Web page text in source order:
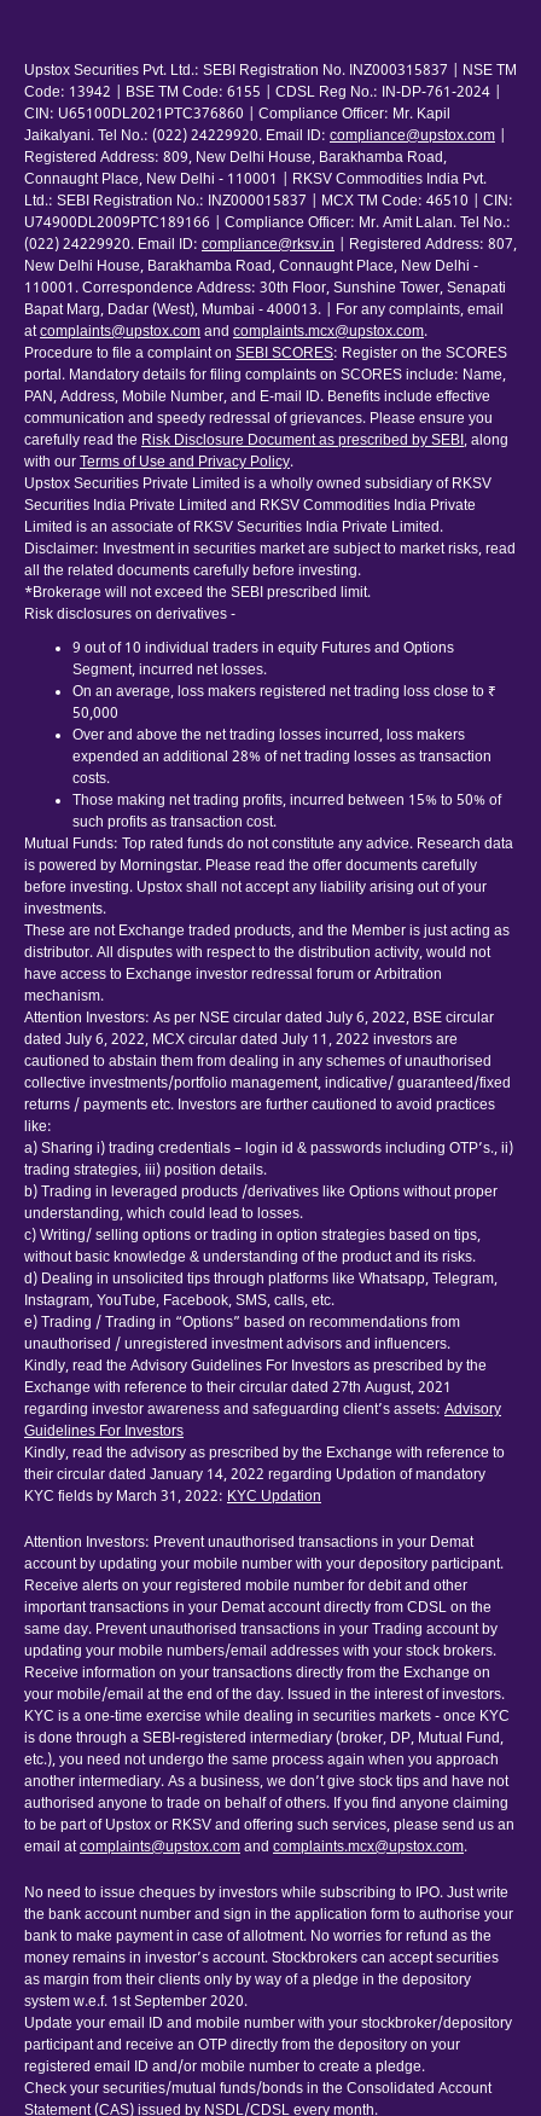
Upstox Securities Pvt. Ltd.: SEBI Registration No. INZ000315837 | NSE TM
Code: 13942 | BSE TM Code: 6155 | CDSL Reg No.: IN-DP-761-2024 |
CIN: U65100DL2021PTC376860 | Compliance Officer: Mr. Kapil
Jaikalyani. Tel No.: (022) 24229920. Email ID: compliance@upstox.com
Registered Address: 809, New Delhi House, Barakhamba Road,
Connaught Place, New Delhi - 110001 | RKSV Commodities India Pvt.
Ltd.: SEBI Registration No.: INZ000015837 | MCX TM Code: 46510 | CIN:
U74900DL2009PTC189166 | Compliance Officer: Mr. Amit Lalan. Tel No.:
(022) 24229920. Email ID: compliance@rksv.in
| Registered Address: 807,
New Delhi House, Barakhamba Road, Connaught Place, New Delhi -
110001. Correspondence Address: 30th Floor, Sunshine Tower, Senapati
Bapat Marg, Dadar (West), Mumbai - 400013. | For any complaints, email
atcomplaints@upstox.comand complaints.mcx@upstox.com.
Procedure to file a complaint on SEBI SCORES: Register on the SCORES
portal. Mandatory details for filing complaints on SCORES include: Name,
PAN, Address, Mobile Number, and E-mail ID. Benefits include effective
communication and speedy redressal of grievances. Please ensure you
carefully read the Risk Disclosure Document as prescribed by SEBI, along
with ourTerms of Use and Privacy Policy.
Upstox Securities Private Limited is a wholly owned subsidiary of RKSV
Securities India Private Limited and RKSV Commodities India Private
Limited is an associate of RKSV Securities India Private Limited.
Disclaimer: Investment in securities market are subject to market risks, read
all the related documents carefully before investing.
*Brokerage will not exceed the SEBI prescribed limit.
Risk disclosures on derivatives -
9 out of 10 individual traders in equity Futures and Options
Segment, incurred net losses.
On an average, loss makers registered net trading loss close to ₹
50,000
Over and above the net trading losses incurred, loss makers
expended an additional 28% of net trading losses as transaction
costs.
Those making net trading profits, incurred between 15% to 50% of
such profits as transaction cost.
Mutual Funds: Top rated funds do not constitute any advice. Research data
is powered by Morningstar. Please read the offer documents carefully
before investing. Upstox shall not accept any liability arising out of your
investments.
These are not Exchange traded products, and the Member is just acting as
distributor. All disputes with respect to the distribution activity, would not
have access to Exchange investor redressal forum or Arbitration
mechanism.
Attention Investors: As per NSE circular dated July 6, 2022, BSE circular
dated July 6, 2022, MCX circular dated July 11, 2022 investors are
cautioned to abstain them from dealing in any schemes of unauthorised
collective investments/portfolio management, indicative/ guaranteed/fixed
returns / payments etc. Investors are further cautioned to avoid practices
like:
a) Sharing i) trading credentials – login id & passwords including OTP’s., ii)
trading strategies, iii) position details.
b) Trading in leveraged products /derivatives like Options without proper
understanding, which could lead to losses.
c) Writing/ selling options or trading in option strategies based on tips,
without basic knowledge & understanding of the product and its risks.
d) Dealing in unsolicited tips through platforms like Whatsapp, Telegram,
Instagram, YouTube, Facebook, SMS, calls, etc.
e) Trading / Trading in “Options” based on recommendations from
unauthorised / unregistered investment advisors and influencers.
Kindly, read the Advisory Guidelines For Investors as prescribed by the
Exchange with reference to their circular dated 27th August, 2021
regarding investor awareness and safeguarding client’s assets: Advisory
Guidelines For Investors
Kindly, read the advisory as prescribed by the Exchange with reference to
their circular dated January 14, 2022 regarding Updation of mandatory
KYC fields by March 31, 2022: KYC Updation
Attention Investors: Prevent unauthorised transactions in your Demat
account by updating your mobile number with your depository participant.
Receive alerts on your registered mobile number for debit and other
important transactions in your Demat account directly from CDSL on the
same day. Prevent unauthorised transactions in your Trading account by
updating your mobile numbers/email addresses with your stock brokers.
Receive information on your transactions directly from the Exchange on
your mobile/email at the end of the day. Issued in the interest of investors.
KYC is a one-time exercise while dealing in securities markets - once KYC
is done through a SEBI-registered intermediary (broker, DP, Mutual Fund,
etc.), you need not undergo the same process again when you approach
another intermediary. As a business, we don’t give stock tips and have not
authorised anyone to trade on behalf of others. If you find anyone claiming
to be part of Upstox or RKSV and offering such services, please send us an
email atcomplaints@upstox.comand complaints.mcx@upstox.com.
No need to issue cheques by investors while subscribing to IPO. Just write
the bank account number and sign in the application form to authorise your
bank to make payment in case of allotment. No worries for refund as the
money remains in investor’s account. Stockbrokers can accept securities
as margin from their clients only by way of a pledge in the depository
system w.e.f. 1st September 2020.
Update your email ID and mobile number with your stockbroker/depository
participant and receive an OTP directly from the depository on your
registered email ID and/or mobile number to create a pledge.
Check your securities/mutual funds/bonds in the Consolidated Account
Statement (CAS) issued by NSDL/CDSL every month.